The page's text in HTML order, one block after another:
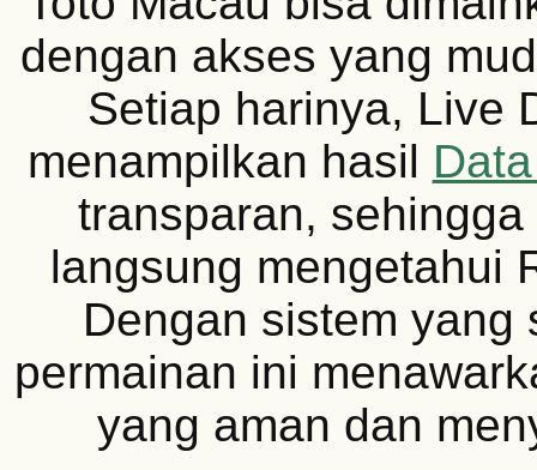
dengan akses yang
Setiap harinya, Live
menampilkan hasil
transparan,
langsung mengetahui
Dengan sistem yang
permainan ini
yang aman dan